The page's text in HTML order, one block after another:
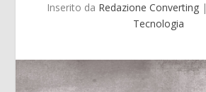
Inserito da Redazione Converting|
Tecnologia